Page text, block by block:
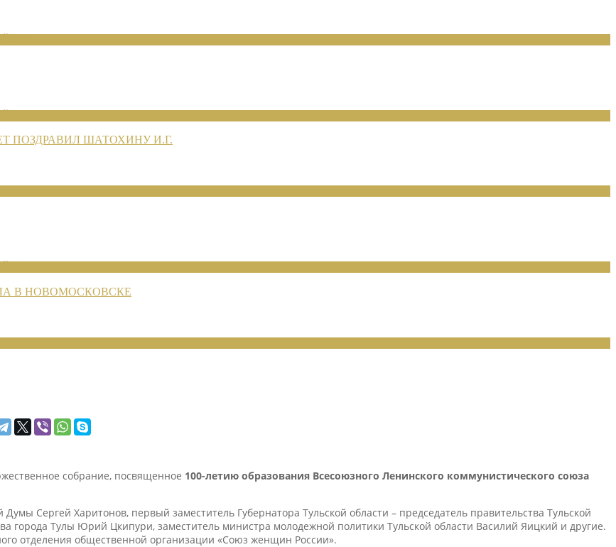
ПОЗДРАВИЛ ШАТОХИНУ И.Г.
В НОВОМОСКОВСКЕ
собрание, посвященное 100-летию образования Всесоюзного Ленинского коммунистического союза
Сергей Харитонов, первый заместитель Губернатора Тульской области – председатель правительства Тульской
города Тулы Юрий Цкипури, заместитель министра молодежной политики Тульской области Василий Яицкий и другие.
отделения общественной организации «Союз женщин России».